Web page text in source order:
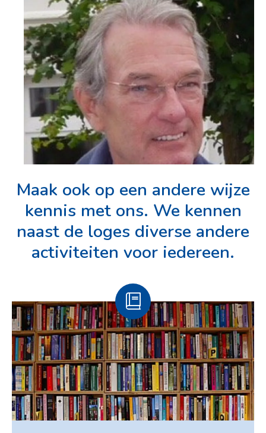
Maak ook op een andere wijze
kennis met ons. We kennen
naast de loges diverse andere
activiteiten voor iedereen.